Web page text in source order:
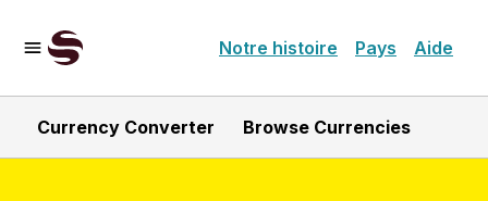
Notre histoire Pays Aide
Currency Converter Browse Currencies